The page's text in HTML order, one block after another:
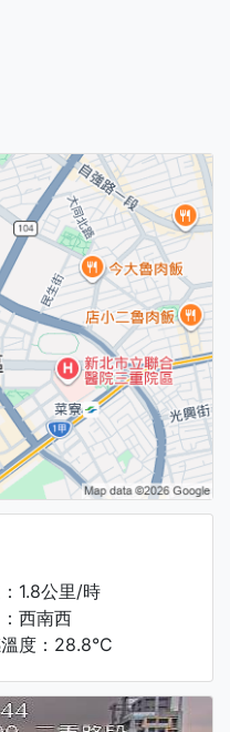
1.8公里/時
西南西
度：28.8°C